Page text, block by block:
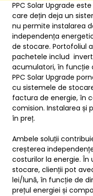
PPC Solar Upgrade
care dețin deja un
nu permite instalarea
independența
de stocare. Portofoliul
pachetele includ
acumulatori, în funcție
PPC Solar Upgrade
cu sistemele de
factura de energie, în
comision. Instalarea și
în preț.
Ambele soluții
creșterea
costurilor la energie. În
stocare, clienții pot
lei/lună, în funcție de
prețul energiei și